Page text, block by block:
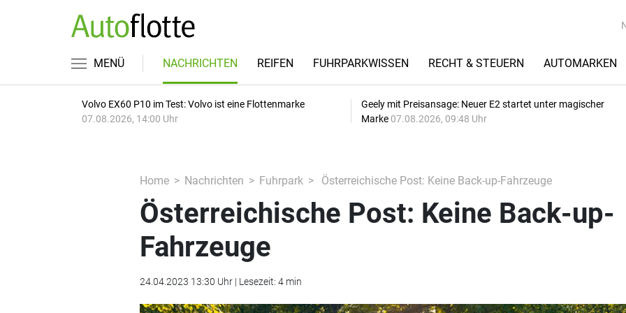
MENÜ NACHRICHTEN REIFEN FUHRPARKWISSEN RECHT & STEUERN AUTOMARKEN
Volvo EX60 P10 im Test: Volvo ist eine Flottenmarke
07.08.2026, 14:00 Uhr
Geely mit Preisansage: Neuer E2 startet unter magischer
Marke 07.08.2026, 09:48 Uhr
Home Nachrichten Fuhrpark Österreichische Post: Keine Back-up-Fahrzeuge
Österreichische Post: Keine Back-up-
Fahrzeuge
24.04.2023 13:30 Uhr | Lesezeit: 4 min